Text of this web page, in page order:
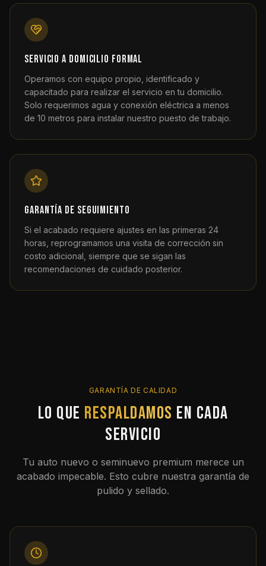
Servicio a domicilio formal
Operamos con equipo propio, identificado y
capacitado para realizar el servicio en tu domicilio.
Solo requerimos agua y conexión eléctrica a menos
de 10 metros para instalar nuestro puesto de trabajo.
Garantía de seguimiento
Si el acabado requiere ajustes en las primeras 24
horas, reprogramamos una visita de corrección sin
costo adicional, siempre que se sigan las
recomendaciones de cuidado posterior.
GARANTÍA DE CALIDAD
Lo que respaldamos en cada
servicio
Tu auto nuevo o seminuevo premium merece un
acabado impecable. Esto cubre nuestra garantía de
pulido y sellado.